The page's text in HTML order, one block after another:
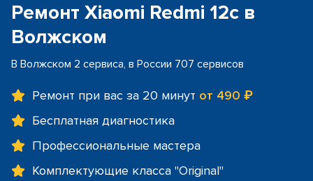
Ремонт Xiaomi Redmi 12c в
Волжском
В Волжском 2 сервиса, в России 707 сервисов
Ремонт при вас за 20 минут от 490 ₽
Бесплатная диагностика
Профессиональные мастера
Комплектующие класса "Original"